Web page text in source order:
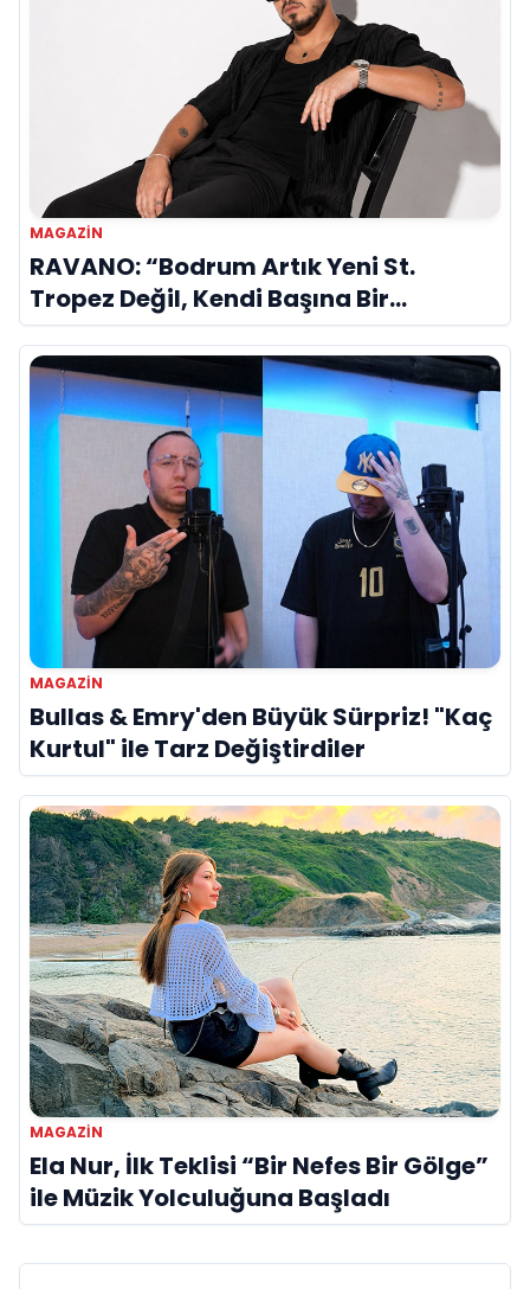
MAGAZIN
RAVANO: “Bodrum Artık Yeni St.
Tropez Değil, Kendi Başına Bir
Referans”
MAGAZIN
Bullas & Emry'den Büyük Sürpriz! "Kaç
Kurtul" ile Tarz Değiştirdiler
MAGAZIN
Ela Nur, İlk Teklisi “Bir Nefes Bir Gölge”
ile Müzik Yolculuğuna Başladı